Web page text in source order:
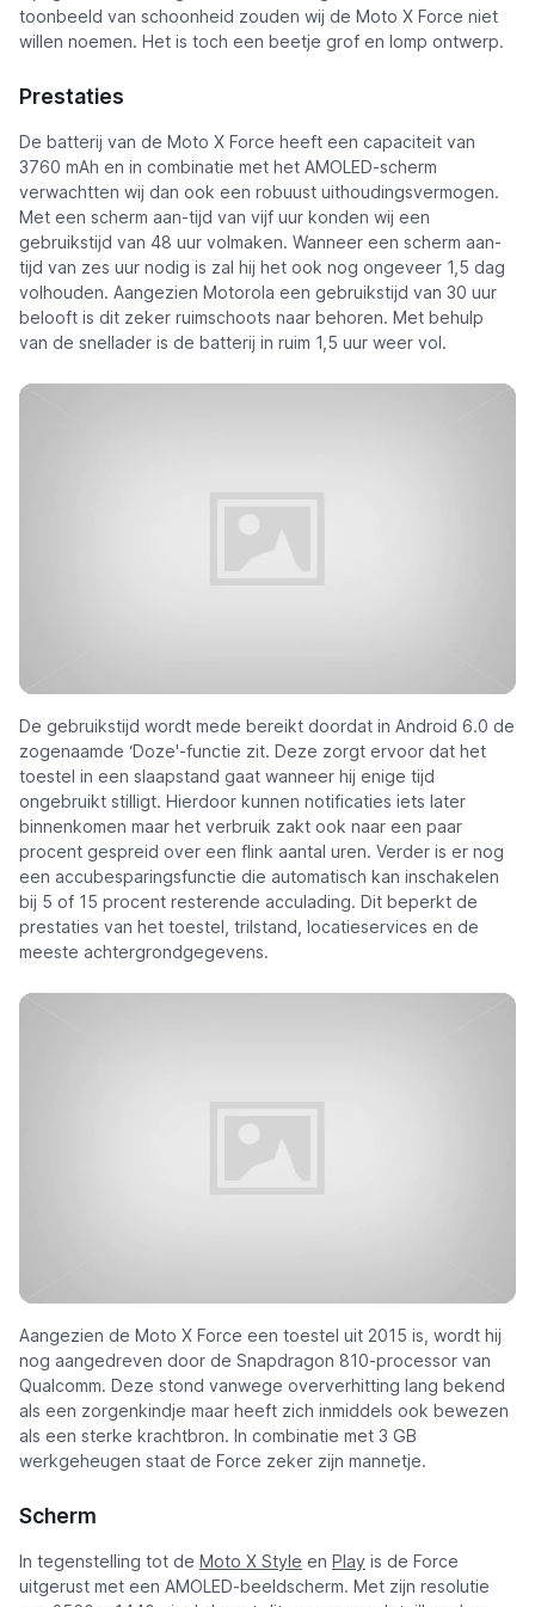
toonbeeld van schoonheid zouden wij de Moto X Force niet
willen noemen. Het is toch een beetje grof en lomp ontwerp.
Prestaties
De batterij van de Moto X Force heeft een capaciteit van
3760 mAh en in combinatie met het AMOLED-scherm
verwachtten wij dan ook een robuust uithoudingsvermogen.
Met een scherm aan-tijd van vijf uur konden wij een
gebruikstijd van 48 uur volmaken. Wanneer een scherm aan-
tijd van zes uur nodig is zal hij het ook nog ongeveer 1,5 dag
volhouden. Aangezien Motorola een gebruikstijd van 30 uur
belooft is dit zeker ruimschoots naar behoren. Met behulp
van de snellader is de batterij in ruim 1,5 uur weer vol.
De gebruikstijd wordt mede bereikt doordat in Android 6.0 de
zogenaamde ‘Doze'-functie zit. Deze zorgt ervoor dat het
toestel in een slaapstand gaat wanneer hij enige tijd
ongebruikt stilligt. Hierdoor kunnen notificaties iets later
binnenkomen maar het verbruik zakt ook naar een paar
procent gespreid over een flink aantal uren. Verder is er nog
een accubesparingsfunctie die automatisch kan inschakelen
bij 5 of 15 procent resterende acculading. Dit beperkt de
prestaties van het toestel, trilstand, locatieservices en de
meeste achtergrondgegevens.
Aangezien de Moto X Force een toestel uit 2015 is, wordt hij
nog aangedreven door de Snapdragon 810-processor van
Qualcomm. Deze stond vanwege oververhitting lang bekend
als een zorgenkindje maar heeft zich inmiddels ook bewezen
als een sterke krachtbron. In combinatie met 3 GB
werkgeheugen staat de Force zeker zijn mannetje.
Scherm
In tegenstelling tot de Moto X Style en Play is de Force
uitgerust met een AMOLED-beeldscherm. Met zijn resolutie